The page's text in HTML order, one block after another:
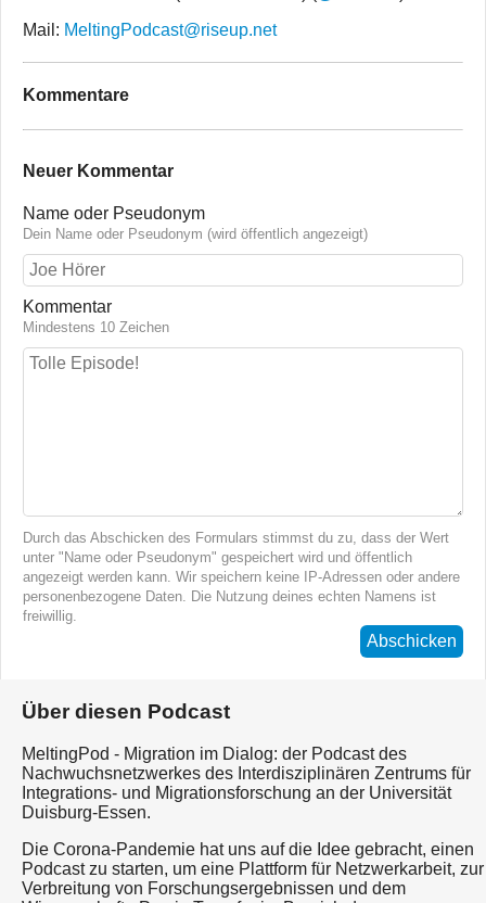
Mail: MeltingPodcast@riseup.net
Kommentare
Neuer Kommentar
Name oder Pseudonym
Dein Name oder Pseudonym (wird öffentlich angezeigt)
Kommentar
Mindestens 10 Zeichen
Durch das Abschicken des Formulars stimmst du zu, dass der Wert
unter "Name oder Pseudonym" gespeichert wird und öffentlich
angezeigt werden kann. Wir speichern keine IP-Adressen oder andere
personenbezogene Daten. Die Nutzung deines echten Namens ist
freiwillig.
Abschicken
Über diesen Podcast
MeltingPod - Migration im Dialog: der Podcast des
Nachwuchsnetzwerkes des Interdisziplinären Zentrums für
Integrations- und Migrationsforschung an der Universität
Duisburg-Essen.
Die Corona-Pandemie hat uns auf die Idee gebracht, einen
Podcast zu starten, um eine Plattform für Netzwerkarbeit, zur
Verbreitung von Forschungsergebnissen und dem